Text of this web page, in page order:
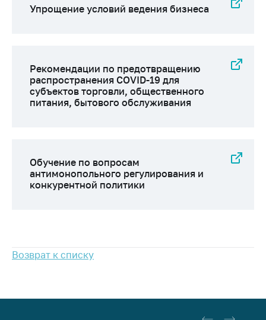
Важное на сайте
Ценообразование
на лекарственные
средства, изделия
медицинского
Решение Комиссии
по установлению
факта нарушения
Предостережения и
обсуждение
Упрощение условий ведения бизнеса
Рекомендации по предотвращению
распространения COVID-19 для
субъектов торговли, общественного
питания, бытового обслуживания
Обучение по вопросам
антимонопольного регулирования и
конкурентной политики
Возврат к списку